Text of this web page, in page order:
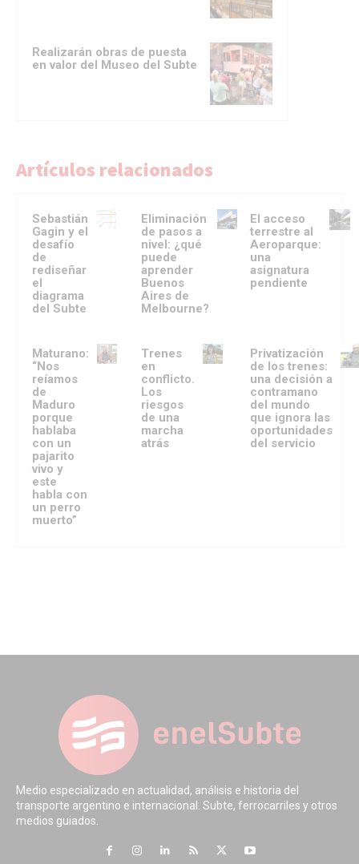
Realizarán obras de puesta
en valor del Museo del Subte
Artículos relacionados
Sebastián
Gagin y el
desafío
de
rediseñar
el
diagrama
del Subte
Eliminación
de pasos a
nivel: ¿qué
puede
aprender
Buenos
Aires de
Melbourne?
El acceso
terrestre al
Aeroparque:
una
asignatura
pendiente
Maturano:
“Nos
reíamos
de
Maduro
porque
hablaba
con un
pajarito
vivo y
este
habla con
un perro
muerto”
Trenes
en
conflicto.
Los
riesgos
de una
marcha
atrás
Privatización
de los trenes:
una decisión a
contramano
del mundo
que ignora las
oportunidades
del servicio
Medio especializado en actualidad, análisis e historia del
transporte argentino e internacional. Subte, ferrocarriles y otros
medios guiados.